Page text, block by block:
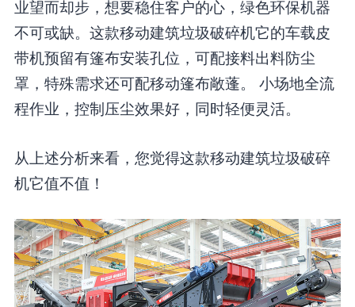
业望而却步，想要稳住客户的心，绿色环保机器
不可或缺。这款移动建筑垃圾破碎机它的车载皮
带机预留有篷布安装孔位，可配接料出料防尘
罩，特殊需求还可配移动篷布敞蓬。 小场地全流
程作业，控制压尘效果好，同时轻便灵活。
从上述分析来看，您觉得这款移动建筑垃圾破碎
机它值不值！